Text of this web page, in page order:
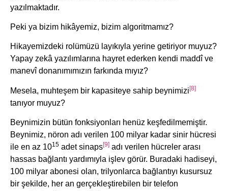
yazılmaktadır.
Peki ya bizim hikâyemiz, bizim algoritmamız?
Hikayemizdeki rolümüzü layıkıyla yerine getiriyor muyuz?
Yapay zekâ yazılımlarına hayret ederken kendi maddî ve
manevî donanımımızın farkında mıyız?
Mesela, muhteşem bir kapasiteye sahip beynimizi[8]
tanıyor muyuz?
Beynimizin bütün fonksiyonları henüz keşfedilmemiştir.
Beynimiz, nöron adı verilen 100 milyar kadar sinir hücresi
ile en az 1015 adet sinaps[9] adı verilen hücreler arası
hassas bağlantı yardımıyla işlev görür. Buradaki hadiseyi,
100 milyar abonesi olan, trilyonlarca bağlantıyı kusursuz
bir şekilde, her an gerçekleştirebilen bir telefon